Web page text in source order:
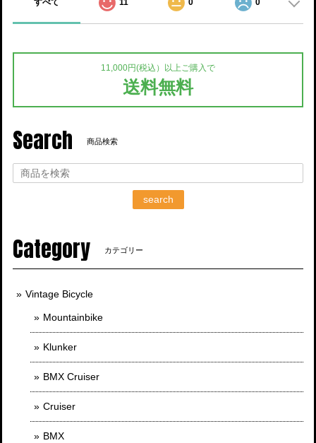
すべて 11 0 0
11,000円(税込）以上ご購入で
送料無料
Search 商品検索
search
Category カテゴリー
Vintage Bicycle
Mountainbike
Klunker
BMX Cruiser
Cruiser
BMX